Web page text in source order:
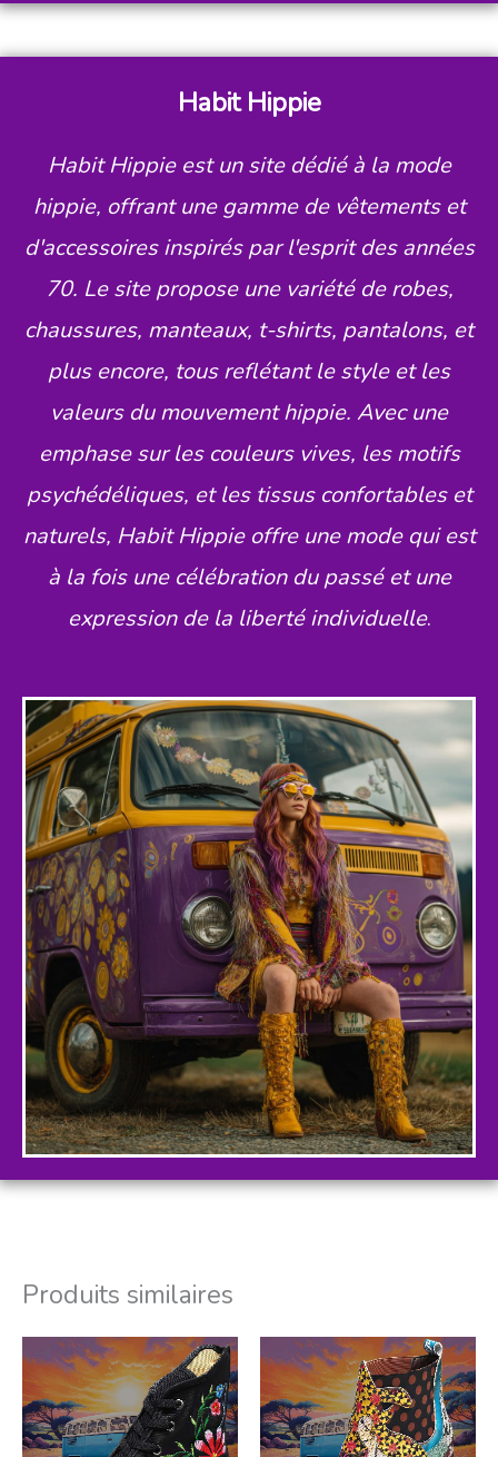
Habit Hippie
Habit Hippie est un site dédié à la mode
hippie, offrant une gamme de vêtements et
d'accessoires inspirés par l'esprit des années
70. Le site propose une variété de robes,
chaussures, manteaux, t-shirts, pantalons, et
plus encore, tous reflétant le style et les
valeurs du mouvement hippie. Avec une
emphase sur les couleurs vives, les motifs
psychédéliques, et les tissus confortables et
naturels, Habit Hippie offre une mode qui est
à la fois une célébration du passé et une
expression de la liberté individuelle.
Produits similaires